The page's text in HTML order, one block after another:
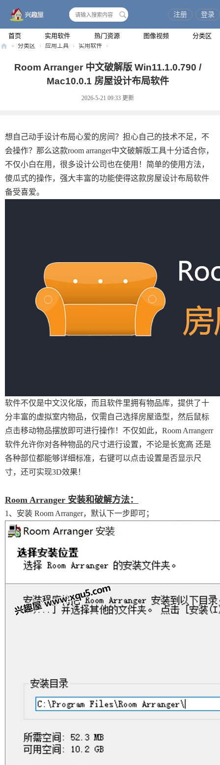
首页 实用软件 热门资源 图像视频 分类区
注册 登录
» 分类区 › 应用工具 › 实用软件 ›
Room Arranger 中文破解版 Win11.1.0.790 /
Mac10.0.1 房屋设计布局软件
2026-5-21 09:33 更新
想自己动手设计布局心爱的房间？担心自己的技术不足，不
会操作？那么这款room arranger中文破解版工具十分适合你，
不仅小白在用，很多设计公司也在使用！简单的使用方法，
傻瓜式的操作，强大丰富的功能使得这款房屋设计布局软件
备受喜爱。
软件不仅是中文汉化版，而且软件里拥有物品库，提供了十
分丰富的虚拟室内物品，仅需自己选择房屋造型，然后鼠标
点击移动物品摆放即可进行操作！不仅如此，Room Arrangerr
软件允许你对各种物品的尺寸进行设置，不论是长宽高 还是
各种部位都能够详细标准，右键可以点击设置是否显示尺
寸，还可实现3D效果！
Room Arranger 安装和破解方法：
1、安装 Room Arranger，默认下一步即可；